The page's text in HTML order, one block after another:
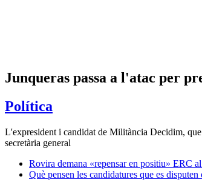
Junqueras passa a l'atac per
Política
L'expresident i candidat de Militància Decidim,
secretària general
Rovira demana «repensar en positiu» ERC
Què pensen les candidatures que es